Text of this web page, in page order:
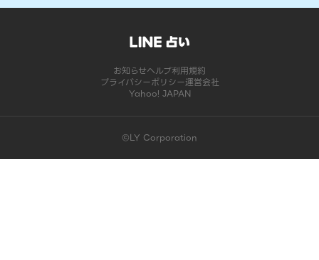
お知らせヘルプ利用規約
プライバシーポリシー運営会社
Yahoo! JAPAN
©LY Corporation
このコンテンツは掲載が終了しました | LINE占い